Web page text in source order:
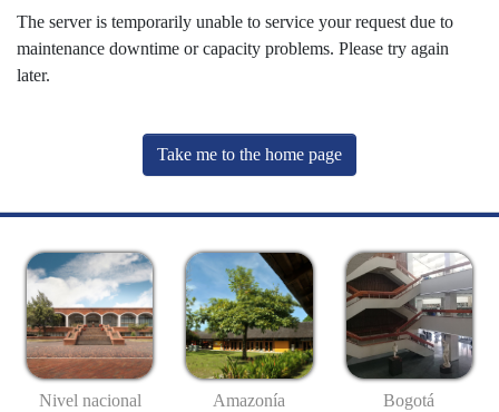
The server is temporarily unable to service your request due to
maintenance downtime or capacity problems. Please try again
later.
Take me to the home page
Nivel nacional Amazonía Bogotá